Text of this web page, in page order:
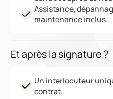
Assistance,
maintenance inclus.
Et après la signature ?
Un interlocuteur
contrat.